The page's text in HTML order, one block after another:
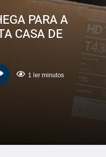
PARA A
CASA DE
1 ler minutos